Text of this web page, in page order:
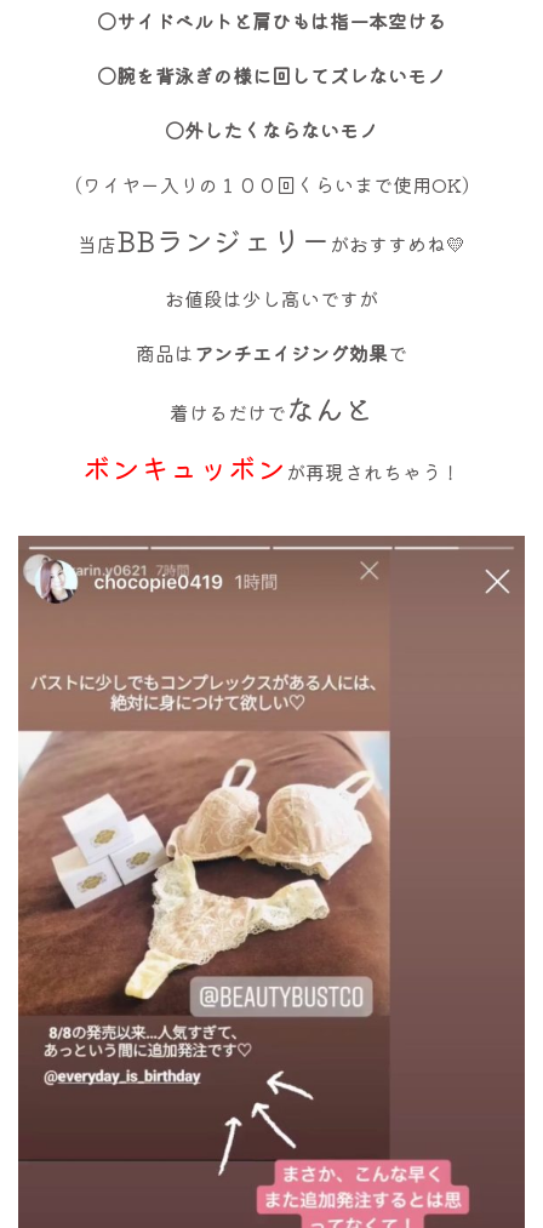
〇サイドベルトと肩ひもは指一本空ける
〇腕を背泳ぎの様に回してズレないモノ
〇外したくならないモノ
（ワイヤー入りの１００回くらいまで使用OK）
当店BBランジェリー がおすすめね💛
お値段は少し高いですが
商品はアンチエイジング効果で
着けるだけでなんと
ボンキュッボン が再現されちゃう！